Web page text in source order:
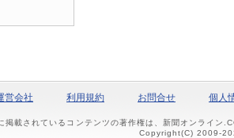
営会社 利用規約 お問合せ 個人
掲載されているコンテンツの著作権は、新聞オンライン
Copyright(C) 2009-